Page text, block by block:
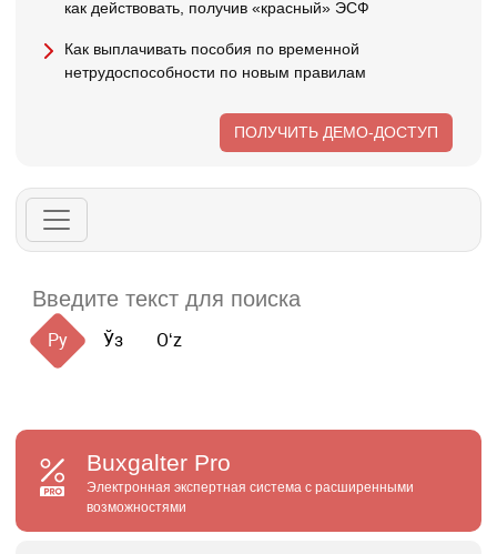
как действовать, получив «красный» ЭСФ
Как выплачивать пособия по временной
нетрудоспособности по новым правилам
ПОЛУЧИТЬ ДЕМО-ДОСТУП
Ру Ўз Oʻz
Buxgalter Pro
Электронная экспертная система с расширенными
возможностями